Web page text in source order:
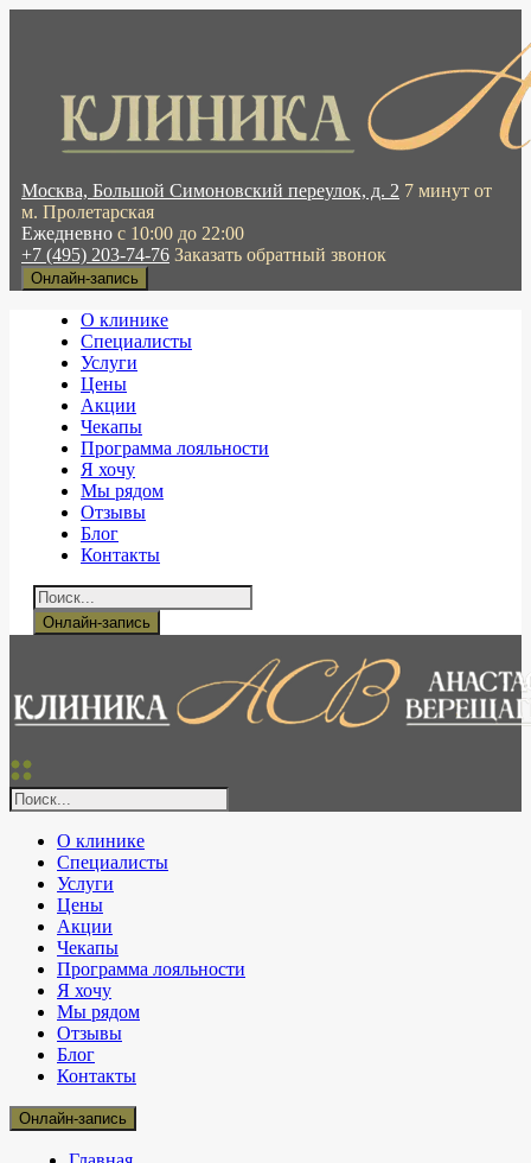
Москва, Большой Симоновский переулок, д. 2 7 минут от
м. Пролетарская
Ежедневно с 10:00 до 22:00
+7 (495) 203-74-76 Заказать обратный звонок
Онлайн-запись
О клинике
Специалисты
Услуги
Цены
Акции
Чекапы
Программа лояльности
Я хочу
Мы рядом
Отзывы
Блог
Контакты
Онлайн-запись
О клинике
Специалисты
Услуги
Цены
Акции
Чекапы
Программа лояльности
Я хочу
Мы рядом
Отзывы
Блог
Контакты
Онлайн-запись